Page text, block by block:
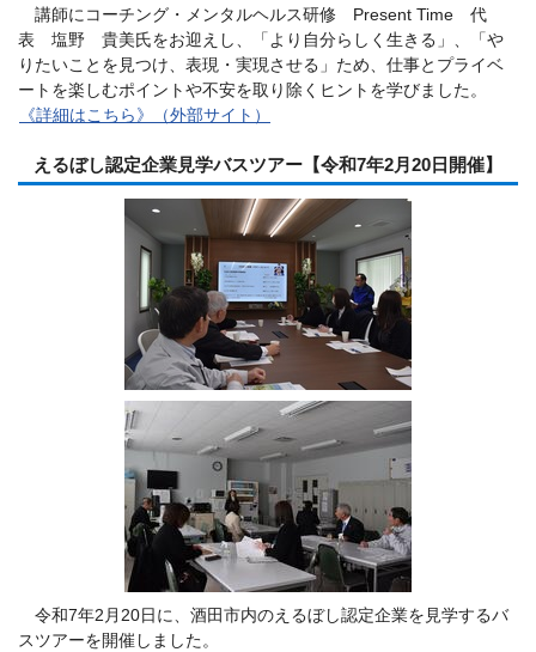
講師にコーチング・メンタルヘルス研修 Present Time 代
表 塩野 貴美氏をお迎えし、「より自分らしく生きる」、「や
りたいことを見つけ、表現・実現させる」ため、仕事とプライベ
ートを楽しむポイントや不安を取り除くヒントを学びました。
《詳細はこちら》（外部サイト）
えるぼし認定企業見学バスツアー【令和7年2月20日開催】
令和7年2月20日に、酒田市内のえるぼし認定企業を見学するバ
スツアーを開催しました。